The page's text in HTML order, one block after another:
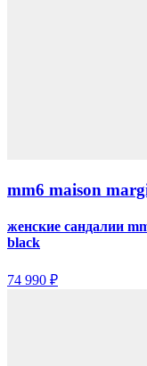
mm6 maison
женские сандалии
black
74 990 ₽